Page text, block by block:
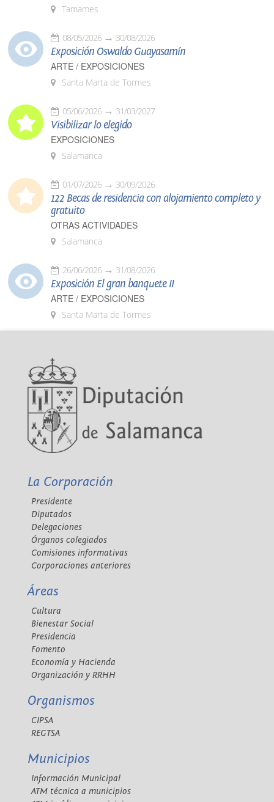
Tamames
08/05/2026 30/08/2026
Exposición Oswaldo Guayasamín
ARTE / EXPOSICIONES
Santa Marta de Tormes
05/06/2026 31/03/2027
Visibilizar lo elegido
EXPOSICIONES
Salamanca
01/07/2026 30/09/2026
122 Becas de residencia con alojamiento completo y
gratuito
OTRAS ACTIVIDADES
Salamanca
26/06/2026 31/08/2026
Exposición El gran banquete II
ARTE / EXPOSICIONES
Santa Marta de Tormes
La Corporación
Presidente
Diputados
Delegaciones
Órganos colegiados
Comisiones informativas
Corporaciones anteriores
Áreas
Cultura
Bienestar Social
Presidencia
Fomento
Economía y Hacienda
Organización y RRHH
Organismos
CIPSA
REGTSA
Municipios
Información Municipal
ATM técnica a municipios